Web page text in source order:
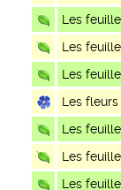
Les
Les
Les
Les
Les
Les
Les